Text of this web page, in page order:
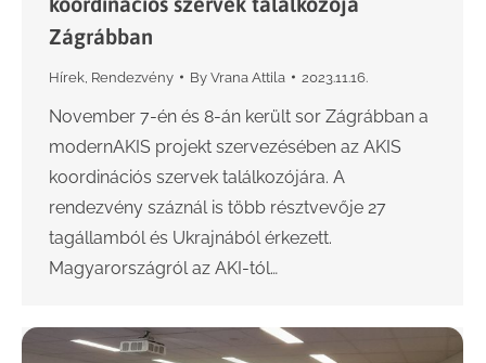
Zágrábban
Hírek Rendezvény By Vrana Attila 2023.11.16.
November 7-én és 8-án került sor Zágrábban a
modernAKIS projekt szervezésében az AKIS
koordinációs szervek találkozójára. A
rendezvény száznál is több résztvevője 27
tagállamból és Ukrajnából érkezett.
Magyarországról az AKI-tól…